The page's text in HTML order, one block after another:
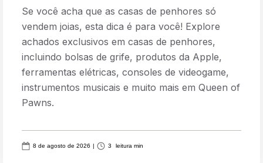
Se você acha que as casas de penhores só
vendem joias, esta dica é para você! Explore
achados exclusivos em casas de penhores,
incluindo bolsas de grife, produtos da Apple,
ferramentas elétricas, consoles de videogame,
instrumentos musicais e muito mais em Queen of
Pawns.
8 de agosto de 2026 | 3 leitura min